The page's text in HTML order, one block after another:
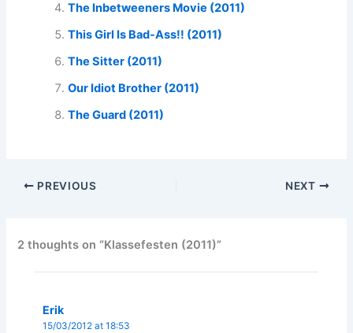
The Inbetweeners Movie (2011)
This Girl Is Bad-Ass!! (2011)
The Sitter (2011)
Our Idiot Brother (2011)
The Guard (2011)
PREVIOUS NEXT
2 thoughts on “Klassefesten (2011)”
Erik
15/03/2012 at 18:53